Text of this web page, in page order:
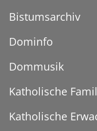
Bistumsarchiv
Dominfo
Dommusik
Katholische
Katholische